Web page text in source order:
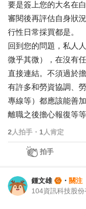
要是簽上您的大名在
審閱後再評估自身狀
行性日常採買都是。
回到您的問題，私人
微乎其微），在沒有
直接連結。不須過於
有許多和勞資協調、
專線等）都應該能善
離職之後擔心報復等等
2 人拍手 ・ 1 人肯定
拍手
鍾文雄 ・ 關注
104資訊科技股